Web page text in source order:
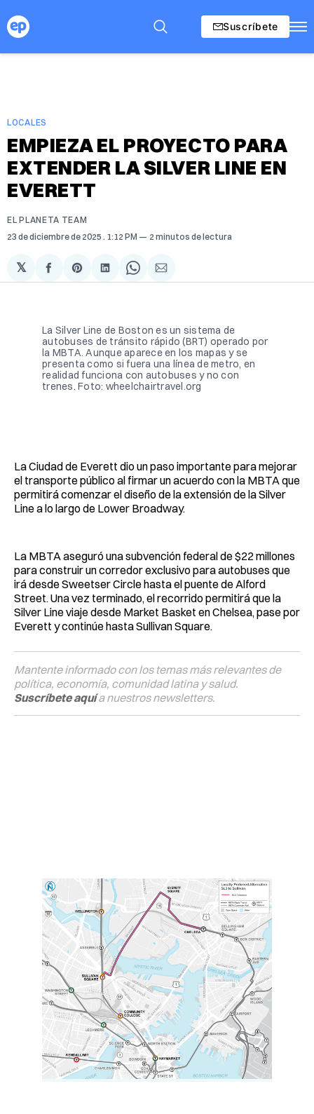
Suscríbete
LOCALES
EMPIEZA EL PROYECTO PARA
EXTENDER LA SILVER LINE EN
EVERETT
EL PLANETA TEAM
23 de diciembre de 2025 . 1:12 PM 2 minutos de lectura
𝕏
Compartir
en
Share
on
Compartir
en
Share
on
Compartir
via
La Silver Line de Boston es un sistema de
autobuses de tránsito rápido (BRT) operado por
la MBTA. Aunque aparece en los mapas y se
presenta como si fuera una línea de metro, en
realidad funciona con autobuses y no con
trenes. Foto: wheelchairtravel.org
La Ciudad de Everett dio un paso importante para mejorar
el transporte público al firmar un acuerdo con la MBTA que
permitirá comenzar el diseño de la extensión de la Silver
Line a lo largo de Lower Broadway.
La MBTA aseguró una subvención federal de $22 millones
para construir un corredor exclusivo para autobuses que
irá desde Sweetser Circle hasta el puente de Alford
Street. Una vez terminado, el recorrido permitirá que la
Silver Line viaje desde Market Basket en Chelsea, pase por
Everett y continúe hasta Sullivan Square.
Mantente informado con los temas más relevantes de
política, economía, comunidad latina y salud.
Suscríbete aquía nuestros newsletters.